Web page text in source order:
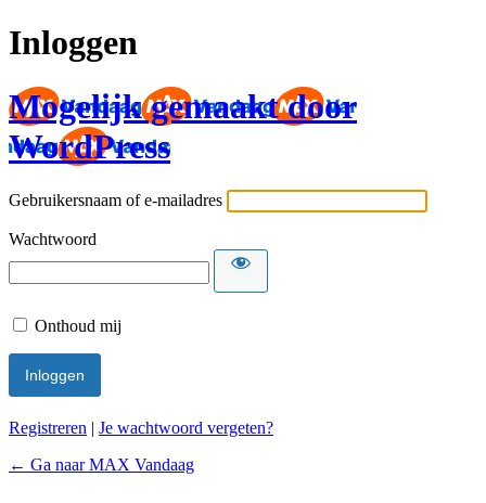
Inloggen
Mogelijk gemaakt door
WordPress
Gebruikersnaam of e-mailadres
Wachtwoord
Onthoud mij
Registreren | Je wachtwoord vergeten?
← Ga naar MAX Vandaag